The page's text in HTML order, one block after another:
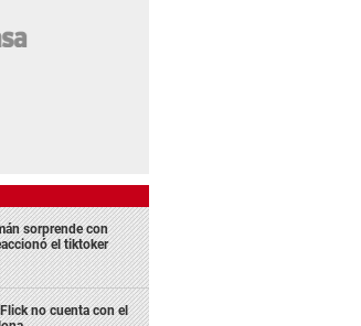
sorprende con
el tiktoker
no cuenta con el